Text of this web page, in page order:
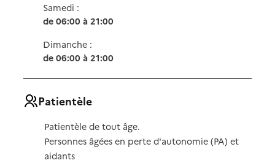
Samedi :
de 06:00 à 21:00
Dimanche :
de 06:00 à 21:00
Patientèle
Patientèle de tout âge.
Personnes âgées en perte d'autonomie (PA) et
aidants